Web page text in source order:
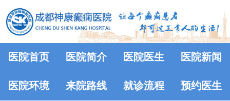
医院首页 医院简介 医院医生 医院新闻
医院环境 来院路线 就诊流程 预约医生